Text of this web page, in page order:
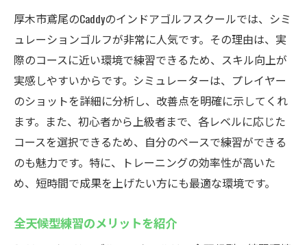
厚木市鳶尾のCaddyのインドアゴルフスクールでは、シミ
ュレーションゴルフが非常に人気です。その理由は、実
際のコースに近い環境で練習できるため、スキル向上が
実感しやすいからです。シミュレーターは、プレイヤー
のショットを詳細に分析し、改善点を明確に示してくれ
ます。また、初心者から上級者まで、各レベルに応じた
コースを選択できるため、自分のペースで練習ができる
のも魅力です。特に、トレーニングの効率性が高いた
め、短時間で成果を上げたい方にも最適な環境です。
全天候型練習のメリットを紹介